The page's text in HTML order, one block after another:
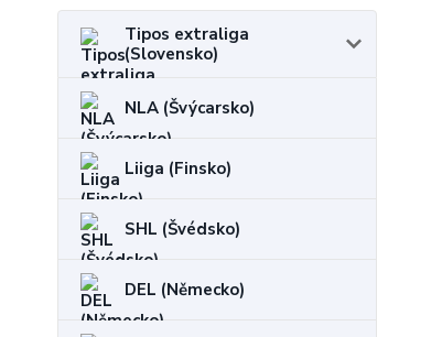
Tipos extraliga
(Slovensko)
NLA (Švýcarsko)
Liiga (Finsko)
SHL (Švédsko)
DEL (Německo)